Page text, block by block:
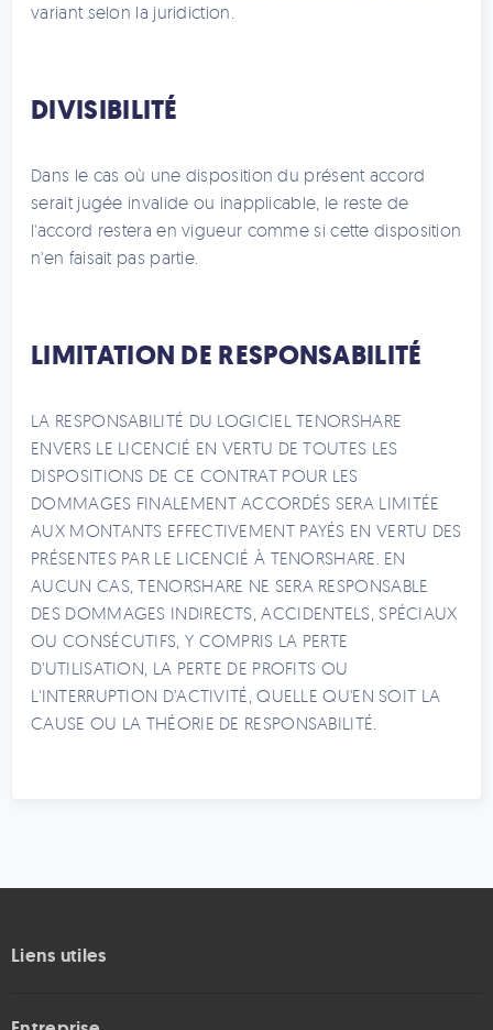
variant selon la juridiction.
DIVISIBILITÉ
Dans le cas où une disposition du présent accord
serait jugée invalide ou inapplicable, le reste de
l'accord restera en vigueur comme si cette disposition
n'en faisait pas partie.
LIMITATION DE RESPONSABILITÉ
LA RESPONSABILITÉ DU LOGICIEL TENORSHARE
ENVERS LE LICENCIÉ EN VERTU DE TOUTES LES
DISPOSITIONS DE CE CONTRAT POUR LES
DOMMAGES FINALEMENT ACCORDÉS SERA LIMITÉE
AUX MONTANTS EFFECTIVEMENT PAYÉS EN VERTU DES
PRÉSENTES PAR LE LICENCIÉ À TENORSHARE. EN
AUCUN CAS, TENORSHARE NE SERA RESPONSABLE
DES DOMMAGES INDIRECTS, ACCIDENTELS, SPÉCIAUX
OU CONSÉCUTIFS, Y COMPRIS LA PERTE
D'UTILISATION, LA PERTE DE PROFITS OU
L'INTERRUPTION D'ACTIVITÉ, QUELLE QU'EN SOIT LA
CAUSE OU LA THÉORIE DE RESPONSABILITÉ.
Liens utiles